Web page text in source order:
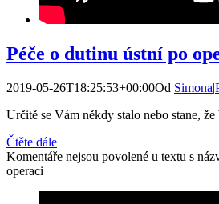
Péče o dutinu ústní po
2019-05-26T18:25:53+00:00Od Simona|
Určitě se Vám někdy stalo nebo stane,
Čtěte dále
Komentáře nejsou povolené u textu s
operaci